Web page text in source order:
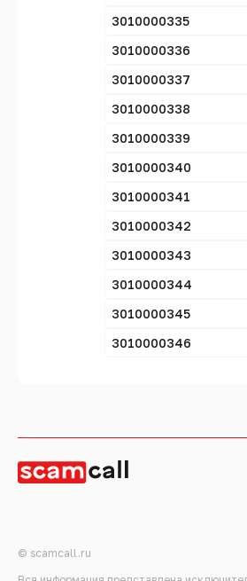
3010000335
3010000336
3010000337
3010000338
3010000339
3010000340
3010000341
3010000342
3010000343
3010000344
3010000345
3010000346
© scamcall.ru